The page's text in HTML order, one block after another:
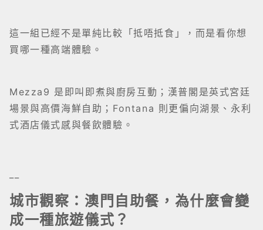
這一組已經不是單純比較「抵唔抵食」，而是看你想
買哪一種高端體驗。
Mezza9 是即叫即煮與廚房互動；漢普閣是英式宮廷
場景與高價海鮮自助；Fontana 則更偏向湖景、永利
式酒店儀式感與餐飲體驗。
城市觀察：澳門自助餐，為什麼會變
成一種旅遊儀式？